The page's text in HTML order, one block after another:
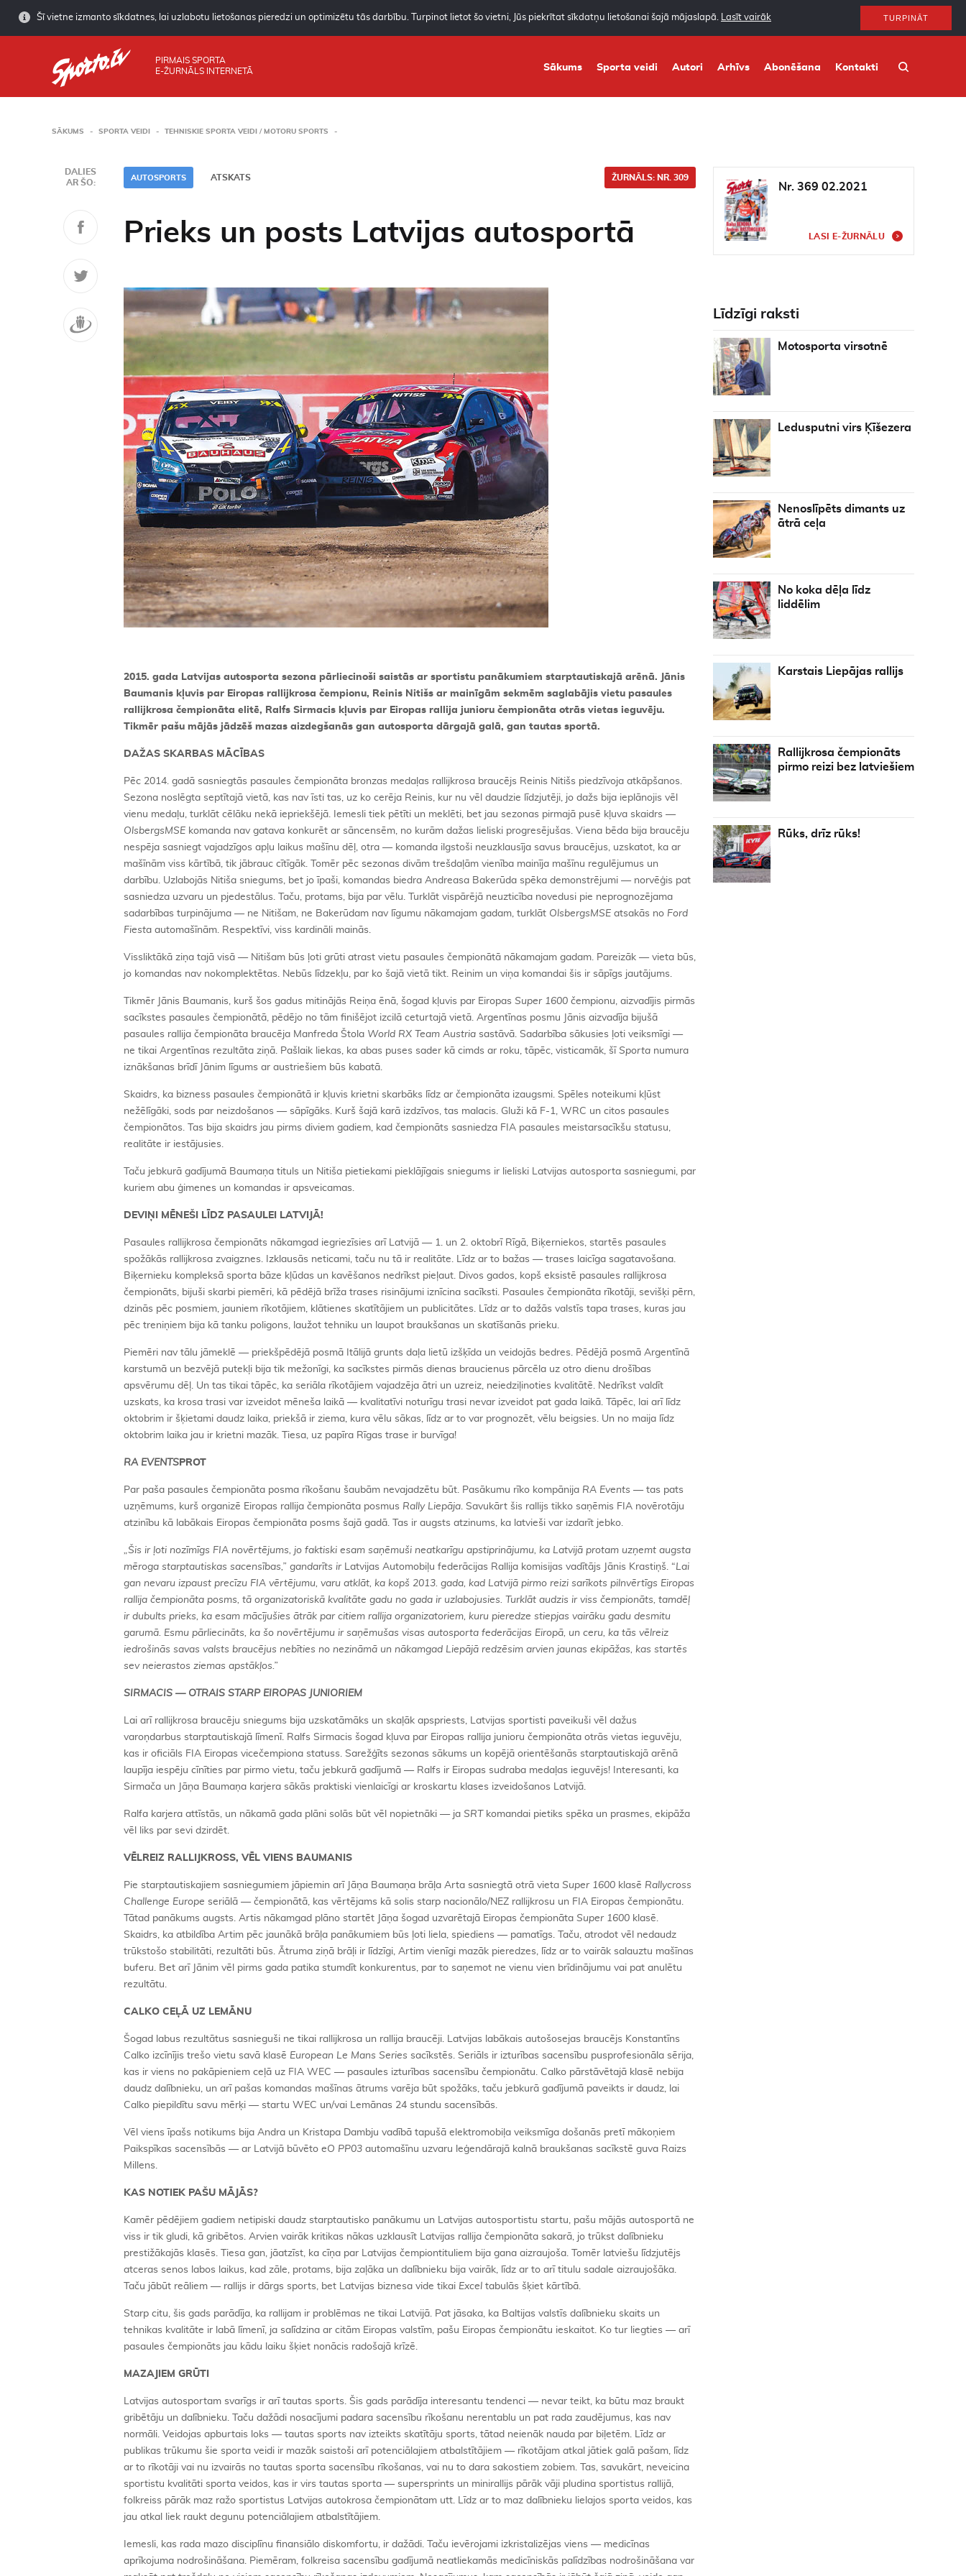
Šī vietne izmanto sīkdatnes, lai uzlabotu lietošanas pieredzi un optimizētu tās darbību. Turpinot lietot šo vietni, Jūs piekrītat sīkdatņu lietošanai šajā mājaslapā. Lasīt vairāk TURPINĀT
PIRMAIS SPORTA
E-ŽURNĀLS INTERNETĀ
Sākums Sporta veidi Autori Arhīvs Abonēšana Kontakti
SĀKUMS SPORTA VEIDI TEHNISKIE SPORTA VEIDI / MOTORU SPORTS
DALIES
AR ŠO:
AUTOSPORTS ŽURNĀLS: NR. 309
ATSKATS
Prieks un posts Latvijas autosportā
2015. gada Latvijas autosporta sezona pārliecinoši saistās ar sportistu panākumiem starptautiskajā arēnā. Jānis
Baumanis kļuvis par Eiropas rallijkrosa čempionu, Reinis Nitišs ar mainīgām sekmēm saglabājis vietu pasaules
rallijkrosa čempionāta elitē, Ralfs Sirmacis kļuvis par Eiropas rallija junioru čempionāta otrās vietas ieguvēju.
Tikmēr pašu mājās jādzēš mazas aizdegšanās gan autosporta dārgajā galā, gan tautas sportā.
DAŽAS SKARBAS MĀCĪBAS
Pēc 2014. gadā sasniegtās pasaules čempionāta bronzas medaļas rallijkrosa braucējs Reinis Nitišs piedzīvoja atkāpšanos.
Sezona noslēgta septītajā vietā, kas nav īsti tas, uz ko cerēja Reinis, kur nu vēl daudzie līdzjutēji, jo dažs bija ieplānojis vēl
vienu medaļu, turklāt cēlāku nekā iepriekšējā. Iemesli tiek pētīti un meklēti, bet jau sezonas pirmajā pusē kļuva skaidrs —
OlsbergsMSE komanda nav gatava konkurēt ar sāncensēm, no kurām dažas lieliski progresējušas. Viena bēda bija braucēju
nespēja sasniegt vajadzīgos apļu laikus mašīnu dēļ, otra — komanda ilgstoši neuzklausīja savus braucējus, uzskatot, ka ar
mašīnām viss kārtībā, tik jābrauc cītīgāk. Tomēr pēc sezonas divām trešdaļām vienība mainīja mašīnu regulējumus un
darbību. Uzlabojās Nitiša sniegums, bet jo īpaši, komandas biedra Andreasa Bakerūda spēka demonstrējumi — norvēģis pat
sasniedza uzvaru un pjedestālus. Taču, protams, bija par vēlu. Turklāt vispārējā neuzticība novedusi pie neprognozējama
sadarbības turpinājuma — ne Nitišam, ne Bakerūdam nav līgumu nākamajam gadam, turklāt OlsbergsMSE atsakās no Ford
Fiesta automašīnām. Respektīvi, viss kardināli mainās.
Vissliktākā ziņa tajā visā — Nitišam būs ļoti grūti atrast vietu pasaules čempionātā nākamajam gadam. Pareizāk — vieta būs,
jo komandas nav nokomplektētas. Nebūs līdzekļu, par ko šajā vietā tikt. Reinim un viņa komandai šis ir sāpīgs jautājums.
Tikmēr Jānis Baumanis, kurš šos gadus mitinājās Reiņa ēnā, šogad kļuvis par Eiropas Super 1600 čempionu, aizvadījis pirmās
sacīkstes pasaules čempionātā, pēdējo no tām finišējot izcilā ceturtajā vietā. Argentīnas posmu Jānis aizvadīja bijušā
pasaules rallija čempionāta braucēja Manfreda Štola World RX Team Austria sastāvā. Sadarbība sākusies ļoti veiksmīgi —
ne tikai Argentīnas rezultāta ziņā. Pašlaik liekas, ka abas puses sader kā cimds ar roku, tāpēc, visticamāk, šī Sporta numura
iznākšanas brīdī Jānim līgums ar austriešiem būs kabatā.
Skaidrs, ka bizness pasaules čempionātā ir kļuvis krietni skarbāks līdz ar čempionāta izaugsmi. Spēles noteikumi kļūst
nežēlīgāki, sods par neizdošanos — sāpīgāks. Kurš šajā karā izdzīvos, tas malacis. Gluži kā F-1, WRC un citos pasaules
čempionātos. Tas bija skaidrs jau pirms diviem gadiem, kad čempionāts sasniedza FIA pasaules meistarsacīkšu statusu,
realitāte ir iestājusies.
Taču jebkurā gadījumā Baumaņa tituls un Nitiša pietiekami pieklājīgais sniegums ir lieliski Latvijas autosporta sasniegumi, par
kuriem abu ģimenes un komandas ir apsveicamas.
DEVIŅI MĒNEŠI LĪDZ PASAULEI LATVIJĀ!
Pasaules rallijkrosa čempionāts nākamgad iegriezīsies arī Latvijā — 1. un 2. oktobrī Rīgā, Biķerniekos, startēs pasaules
spožākās rallijkrosa zvaigznes. Izklausās neticami, taču nu tā ir realitāte. Līdz ar to bažas — trases laicīga sagatavošana.
Biķernieku kompleksā sporta bāze kļūdas un kavēšanos nedrīkst pieļaut. Divos gados, kopš eksistē pasaules rallijkrosa
čempionāts, bijuši skarbi piemēri, kā pēdējā brīža trases risinājumi iznīcina sacīksti. Pasaules čempionāta rīkotāji, sevišķi pērn,
dzinās pēc posmiem, jauniem rīkotājiem, klātienes skatītājiem un publicitātes. Līdz ar to dažās valstīs tapa trases, kuras jau
pēc treniņiem bija kā tanku poligons, laužot tehniku un laupot braukšanas un skatīšanās prieku.
Piemēri nav tālu jāmeklē — priekšpēdējā posmā Itālijā grunts daļa lietū izšķīda un veidojās bedres. Pēdējā posmā Argentīnā
karstumā un bezvējā putekļi bija tik mežonīgi, ka sacīkstes pirmās dienas braucienus pārcēla uz otro dienu drošības
apsvērumu dēļ. Un tas tikai tāpēc, ka seriāla rīkotājiem vajadzēja ātri un uzreiz, neiedziļinoties kvalitātē. Nedrīkst valdīt
uzskats, ka krosa trasi var izveidot mēneša laikā — kvalitatīvi noturīgu trasi nevar izveidot pat gada laikā. Tāpēc, lai arī līdz
oktobrim ir šķietami daudz laika, priekšā ir ziema, kura vēlu sākas, līdz ar to var prognozēt, vēlu beigsies. Un no maija līdz
oktobrim laika jau ir krietni mazāk. Tiesa, uz papīra Rīgas trase ir burvīga!
RA EVENTS PROT
Par paša pasaules čempionāta posma rīkošanu šaubām nevajadzētu būt. Pasākumu rīko kompānija RA Events — tas pats
uzņēmums, kurš organizē Eiropas rallija čempionāta posmus Rally Liepāja. Savukārt šis rallijs tikko saņēmis FIA novērotāju
atzinību kā labākais Eiropas čempionāta posms šajā gadā. Tas ir augsts atzinums, ka latvieši var izdarīt jebko.
„Šis ir ļoti nozīmīgs FIA novērtējums, jo faktiski esam saņēmuši neatkarīgu apstiprinājumu, ka Latvijā protam uzņemt augsta
mēroga starptautiskas sacensības,” gandarīts ir Latvijas Automobiļu federācijas Rallija komisijas vadītājs Jānis Krastiņš. “Lai
gan nevaru izpaust precīzu FIA vērtējumu, varu atklāt, ka kopš 2013. gada, kad Latvijā pirmo reizi sarīkots pilnvērtīgs Eiropas
rallija čempionāta posms, tā organizatoriskā kvalitāte gadu no gada ir uzlabojusies. Turklāt audzis ir viss čempionāts, tamdēļ
ir dubults prieks, ka esam mācījušies ātrāk par citiem rallija organizatoriem, kuru pieredze stiepjas vairāku gadu desmitu
garumā. Esmu pārliecināts, ka šo novērtējumu ir saņēmušas visas autosporta federācijas Eiropā, un ceru, ka tās vēlreiz
iedrošinās savas valsts braucējus nebīties no nezināmā un nākamgad Liepājā redzēsim arvien jaunas ekipāžas, kas startēs
sev neierastos ziemas apstākļos.”
SIRMACIS — OTRAIS STARP EIROPAS JUNIORIEM
Lai arī rallijkrosa braucēju sniegums bija uzskatāmāks un skaļāk apspriests, Latvijas sportisti paveikuši vēl dažus
varoņdarbus starptautiskajā līmenī. Ralfs Sirmacis šogad kļuva par Eiropas rallija junioru čempionāta otrās vietas ieguvēju,
kas ir oficiāls FIA Eiropas vicečempiona statuss. Sarežģīts sezonas sākums un kopējā orientēšanās starptautiskajā arēnā
laupīja iespēju cīnīties par pirmo vietu, taču jebkurā gadījumā — Ralfs ir Eiropas sudraba medaļas ieguvējs! Interesanti, ka
Sirmača un Jāņa Baumaņa karjera sākās praktiski vienlaicīgi ar kroskartu klases izveidošanos Latvijā.
Ralfa karjera attīstās, un nākamā gada plāni solās būt vēl nopietnāki — ja SRT komandai pietiks spēka un prasmes, ekipāža
vēl liks par sevi dzirdēt.
VĒLREIZ RALLIJKROSS, VĒL VIENS BAUMANIS
Pie starptautiskajiem sasniegumiem jāpiemin arī Jāņa Baumaņa brāļa Arta sasniegtā otrā vieta Super 1600 klasē Rallycross
Challenge Europe seriālā — čempionātā, kas vērtējams kā solis starp nacionālo/NEZ rallijkrosu un FIA Eiropas čempionātu.
Tātad panākums augsts. Artis nākamgad plāno startēt Jāņa šogad uzvarētajā Eiropas čempionāta Super 1600 klasē.
Skaidrs, ka atbildība Artim pēc jaunākā brāļa panākumiem būs ļoti liela, spiediens — pamatīgs. Taču, atrodot vēl nedaudz
trūkstošo stabilitāti, rezultāti būs. Ātruma ziņā brāļi ir līdzīgi, Artim vienīgi mazāk pieredzes, līdz ar to vairāk salauztu mašīnas
buferu. Bet arī Jānim vēl pirms gada patika stumdīt konkurentus, par to saņemot ne vienu vien brīdinājumu vai pat anulētu
rezultātu.
CALKO CEĻĀ UZ LEMĀNU
Šogad labus rezultātus sasnieguši ne tikai rallijkrosa un rallija braucēji. Latvijas labākais autošosejas braucējs Konstantīns
Calko izcīnījis trešo vietu savā klasē European Le Mans Series sacīkstēs. Seriāls ir izturības sacensību pusprofesionāla sērija,
kas ir viens no pakāpieniem ceļā uz FIA WEC — pasaules izturības sacensību čempionātu. Calko pārstāvētajā klasē nebija
daudz dalībnieku, un arī pašas komandas mašīnas ātrums varēja būt spožāks, taču jebkurā gadījumā paveikts ir daudz, lai
Calko piepildītu savu mērķi — startu WEC un/vai Lemānas 24 stundu sacensībās.
Vēl viens īpašs notikums bija Andra un Kristapa Dambju vadībā tapušā elektromobiļa veiksmīga došanās pretī mākoņiem
Paikspīkas sacensībās — ar Latvijā būvēto eO PP03 automašīnu uzvaru leģendārajā kalnā braukšanas sacīkstē guva Raizs
Millens.
KAS NOTIEK PAŠU MĀJĀS?
Kamēr pēdējiem gadiem netipiski daudz starptautisko panākumu un Latvijas autosportistu startu, pašu mājās autosportā ne
viss ir tik gludi, kā gribētos. Arvien vairāk kritikas nākas uzklausīt Latvijas rallija čempionāta sakarā, jo trūkst dalībnieku
prestižākajās klasēs. Tiesa gan, jāatzīst, ka cīņa par Latvijas čempiontituliem bija gana aizraujoša. Tomēr latviešu līdzjutējs
atceras senos labos laikus, kad zāle, protams, bija zaļāka un dalībnieku bija vairāk, līdz ar to arī titulu sadale aizraujošāka.
Taču jābūt reāliem — rallijs ir dārgs sports, bet Latvijas biznesa vide tikai Excel tabulās šķiet kārtībā.
Starp citu, šis gads parādīja, ka rallijam ir problēmas ne tikai Latvijā. Pat jāsaka, ka Baltijas valstīs dalībnieku skaits un
tehnikas kvalitāte ir labā līmenī, ja salīdzina ar citām Eiropas valstīm, pašu Eiropas čempionātu ieskaitot. Ko tur liegties — arī
pasaules čempionāts jau kādu laiku šķiet nonācis radošajā krīzē.
MAZAJIEM GRŪTI
Latvijas autosportam svarīgs ir arī tautas sports. Šis gads parādīja interesantu tendenci — nevar teikt, ka būtu maz braukt
gribētāju un dalībnieku. Taču dažādi nosacījumi padara sacensību rīkošanu nerentablu un pat rada zaudējumus, kas nav
normāli. Veidojas apburtais loks — tautas sports nav izteikts skatītāju sports, tātad neienāk nauda par biļetēm. Līdz ar
publikas trūkumu šie sporta veidi ir mazāk saistoši arī potenciālajiem atbalstītājiem — rīkotājam atkal jātiek galā pašam, līdz
ar to rīkotāji vai nu izvairās no tautas sporta sacensību rīkošanas, vai nu to dara sakostiem zobiem. Tas, savukārt, neveicina
sportistu kvalitāti sporta veidos, kas ir virs tautas sporta — supersprints un minirallijs pārāk vāji pludina sportistus rallijā,
folkreiss pārāk maz ražo sportistus Latvijas autokrosa čempionātam utt. Līdz ar to maz dalībnieku lielajos sporta veidos, kas
jau atkal liek raukt degunu potenciālajiem atbalstītājiem.
Iemesli, kas rada mazo disciplīnu finansiālo diskomfortu, ir dažādi. Taču ievērojami izkristalizējas viens — medicīnas
aprīkojuma nodrošināšana. Piemēram, folkreisa sacensību gadījumā neatliekamās medicīniskās palīdzības nodrošināšana var
Nr. 369 02.2021
LASI E-ŽURNĀLU
Līdzīgi raksti
Motosporta virsotnē
Ledusputni virs Ķīšezera
Nenoslīpēts dimants uz
ātrā ceļa
No koka dēļa līdz
liddēlim
Karstais Liepājas rallijs
Rallijkrosa čempionāts
pirmo reizi bez latviešiem
Rūks, drīz rūks!